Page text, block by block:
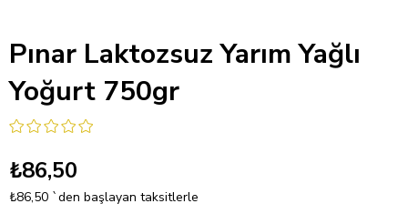
Pınar Laktozsuz Yarım Yağlı
Yoğurt 750gr
₺86,50
₺86,50 `den başlayan taksitlerle